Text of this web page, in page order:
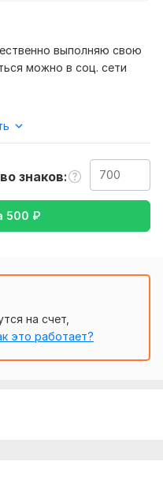
выполняю свою
можно в соц. сети
в формате докумена,
и искусство,
знаков
500 ₽
на счет,
это работает?